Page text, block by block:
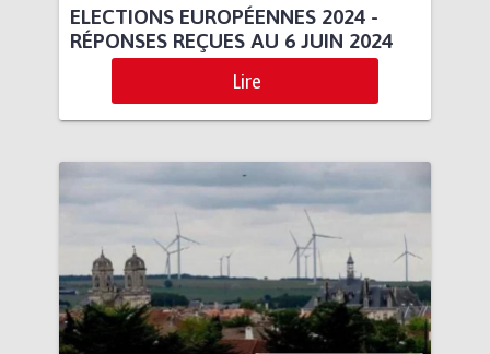
ELECTIONS EUROPÉENNES 2024 -
RÉPONSES REÇUES AU 6 JUIN 2024
Lire